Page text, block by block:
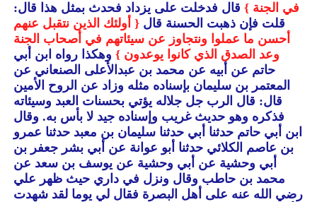
في الجنة }قال فدخلت على يزداد فحدث بمثل هذا قال:
قلت فإن ذهبت الحسنة قال { أولئك الذين نتقبل عنهم
أحسن ما عملوا ونتجاوز عن سيئاتهم في أصحاب الجنة
وعد الصدق الذي كانوا يوعدون }وهكذا رواه ابن أبي
حاتم عن أبيه عن محمد بن عبدالأعلى الصنعاني عن
المعتمر بن سليمان بإسناده مثله وزاد عن الروح الأمين
قال: قال الرب جل جلاله يؤتي بحسنات العبد وسيئاته
فذكره وهو حديث غريب وإسناده جيد لا بأس به.وقال
ابن أبي حاتم حدثنا أبي حدثنا سليمان بن معبد حدثنا عمرو
بن عاصم الكلائي حدثنا أبو عوانة عن أبي بشر جعفر بن
أبي وحشية عن أبي وحشية عن يوسف بن سعد عن
محمد بن حاطب وقال ونزل في داري حيث ظهر علي
رضي الله عنه على أهل البصرة فقال لي يوما لقد شهدت